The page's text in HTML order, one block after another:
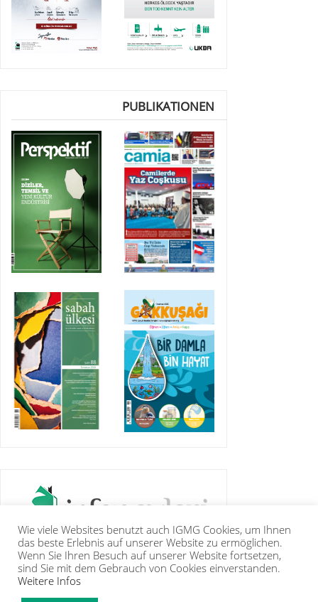
PUBLIKATIONEN
IGMG PRESSE
MITGLIEDSCHAFT
Wie viele Websites benutzt auch IGMG Cookies, um Ihnen
das beste Erlebnis auf unserer Website zu ermöglichen.
Wenn Sie Ihren Besuch auf unserer Website fortsetzen,
sind Sie mit dem Gebrauch von Cookies einverstanden.
Weitere Infos